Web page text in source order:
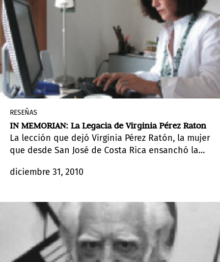
RESEÑAS
IN MEMORIAN: La Legacia de Virginia Pérez Raton
La lección que dejó Virginia Pérez Ratón, la mujer
que desde San José de Costa Rica ensanchó la
arte contemporáneo en Centroamérica y el
diciembre 31, 2010